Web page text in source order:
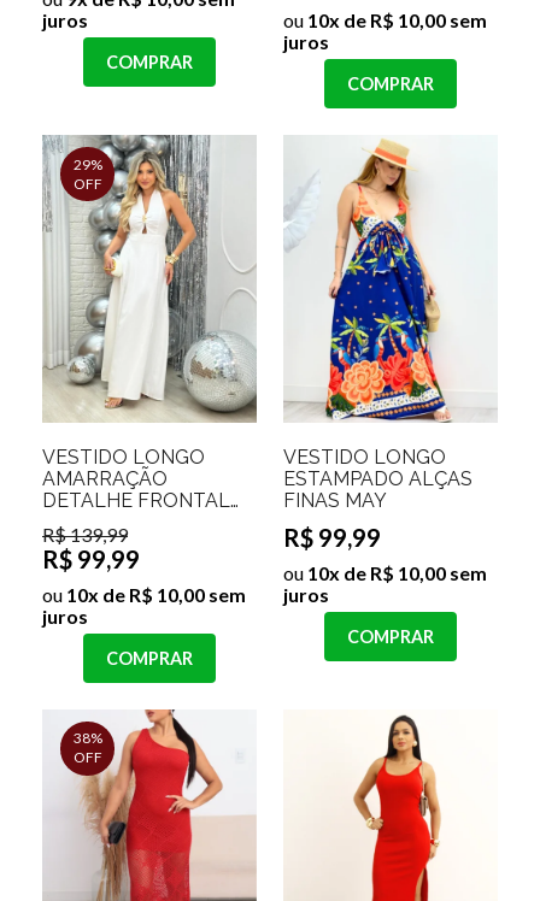
juros
COMPRAR
ou 10x de R$ 10,00 sem
juros
COMPRAR
29%
OFF
VESTIDO LONGO
AMARRAÇÃO
DETALHE FRONTAL
SCARLETT
R$ 139,99
R$ 99,99
ou 10x de R$ 10,00 sem
juros
COMPRAR
VESTIDO LONGO
ESTAMPADO ALÇAS
FINAS MAY
R$ 99,99
ou 10x de R$ 10,00 sem
juros
COMPRAR
38%
OFF